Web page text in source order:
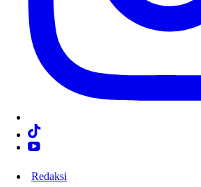
Redaksi